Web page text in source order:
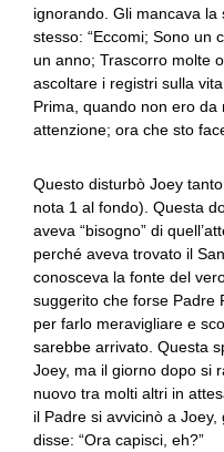
ignorando. Gli mancava
stesso: “Eccomi; Sono un
un anno; Trascorro molte
ascoltare i registri sulla
Prima, quando non ero
attenzione; ora che sto
Questo disturbò Joey
nota 1 al fondo). Questa
aveva “bisogno” di
perché aveva trovato il
conosceva la fonte del
suggerito che forse Padre
per farlo meravigliare e
sarebbe arrivato. Questa
Joey, ma il giorno dopo si
nuovo tra molti altri in
il Padre si avvicinò a
disse: “Ora capisci, eh?”